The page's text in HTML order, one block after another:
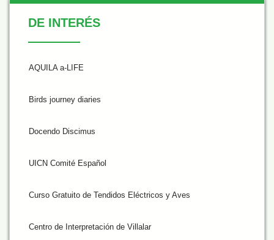
De Interés
DE INTERÉS
AQUILA a-LIFE
Birds journey diaries
Docendo Discimus
UICN Comité Español
Curso Gratuito de Tendidos Eléctricos y Aves
Centro de Interpretación de Villalar